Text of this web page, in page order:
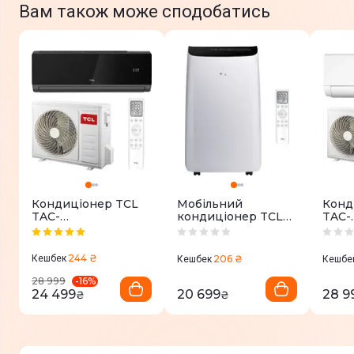
Вам також може сподобатись
Кондиціонер TCL
TAC-
12CHSD/XA82IN
WI-FI
Кешбек 244 ₴
28 999
-16%
24 499₴
Мобільний
кондиціонер TCL
TAC-12CPB/MZWS
Кешбек 206 ₴
20 699₴
TAC-
WI-FI
28